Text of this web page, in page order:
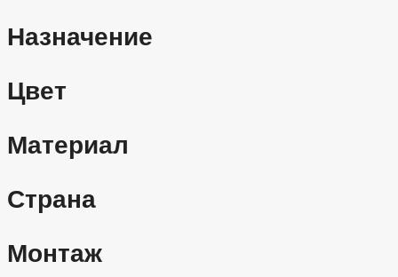
Назначение
Цвет
Материал
Страна
Монтаж